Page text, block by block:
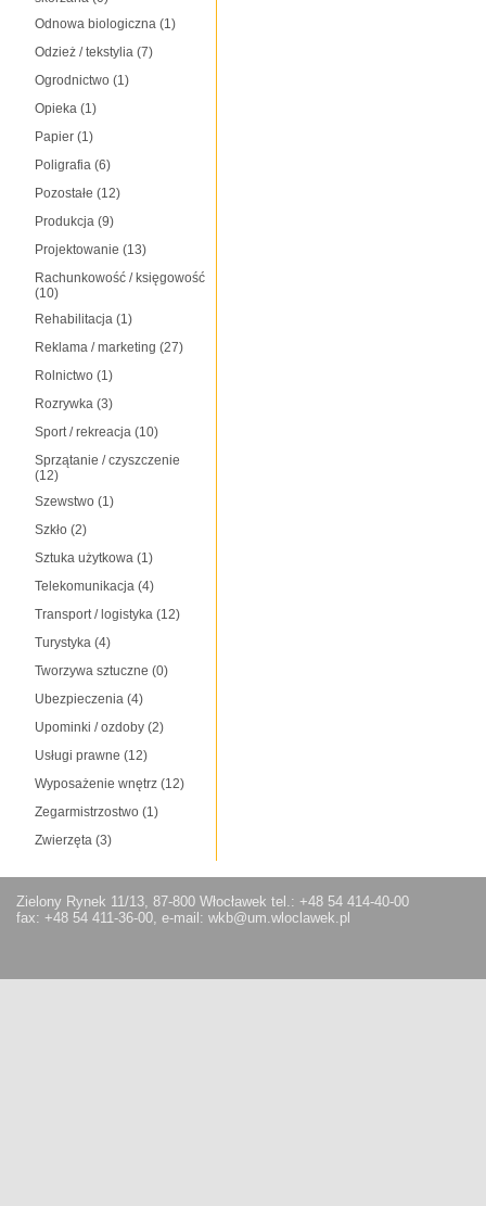
Odnowa biologiczna (1)
Odzież / tekstylia (7)
Ogrodnictwo (1)
Opieka (1)
Papier (1)
Poligrafia (6)
Pozostałe (12)
Produkcja (9)
Projektowanie (13)
Rachunkowość / księgowość
(10)
Rehabilitacja (1)
Reklama / marketing (27)
Rolnictwo (1)
Rozrywka (3)
Sport / rekreacja (10)
Sprzątanie / czyszczenie
(12)
Szewstwo (1)
Szkło (2)
Sztuka użytkowa (1)
Telekomunikacja (4)
Transport / logistyka (12)
Turystyka (4)
Tworzywa sztuczne (0)
Ubezpieczenia (4)
Upominki / ozdoby (2)
Usługi prawne (12)
Wyposażenie wnętrz (12)
Zegarmistrzostwo (1)
Zwierzęta (3)
Zielony Rynek 11/13, 87-800 Włocławek tel.: +48 54 414-40-00
fax: +48 54 411-36-00, e-mail: wkb@um.wloclawek.pl